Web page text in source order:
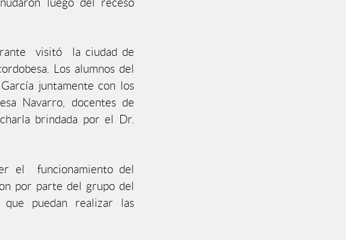
luego del receso
visitó la ciudad de
Los alumnos del
juntamente con los
Navarro, docentes de
brindada por el Dr.
el funcionamiento del
por parte del grupo del
puedan realizar las